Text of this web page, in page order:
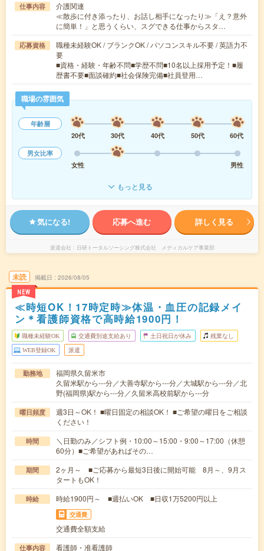
仕事内容
介護関連
≪散歩に付き添ったり、お話し相手になったり≫「え？意外
に簡単！」と思うくらい、スグできる仕事からスタ…
応募資格
職種未経験OK / ブランクOK / パソコンスキル不要 / 英語力不
要
■資格・経験・年齢不問■学歴不問■10名以上採用予定！■履
歴書不要■面談確約■社会保険完備■社員登用…
職場の雰囲気
年齢層
20代
30代 40代 50代
60代
男女比率
女性
男性
もっと見る
気になる! 応募へ進む 詳しく見る
派遣会社 日研トータルソーシング株式会社 メディカルケア事業部
未読
NEW
掲載日 2026/08/05
≪時短OK！17時定時≫体温・血圧の記録メイ
ン＊看護師資格で高時給1900円！
職種未経験OK 交通費別途支給あり 土日祝日が休み 残業なし
WEB登録OK 派遣
勤務地
福岡県久留米市
久留米駅から---分／大善寺駅から---分／大城駅から---分／北
野(福岡県)駅から---分／久留米高校前駅から---分
曜日頻度
週3日～OK！ ■曜日固定の相談OK！ ■ご希望の曜日をご相談
ください！
時間
＼日勤のみ／シフト例・10:00～15:00・9:00～17:00（休憩
60分）■ご希望があればその…
期間
2ヶ月～ ■ご応募から最短3日後に開始可能 8月～、9月ス
タートもOK！
時給 時給1900円～ ■週払いOK ■日収1万5200円以上
交通費
交通費全額支給
仕事内容
看護師・准看護師